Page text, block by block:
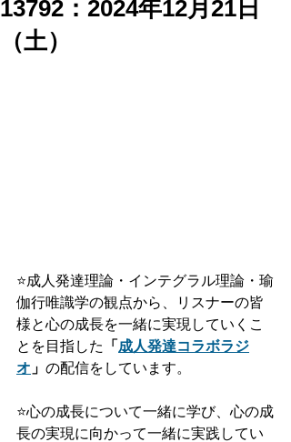
13792：2024年12月21日
（土）
⭐️成人発達理論・インテグラル理論・瑜
伽行唯識学の観点から、リスナーの皆
様と心の成長を一緒に実現していくこ
とを目指した
「 成人発達コラボラジ
オ 」 の配信をしています。
⭐️心の成長について一緒に学び、心の成
長の実現に向かって一緒に実践してい